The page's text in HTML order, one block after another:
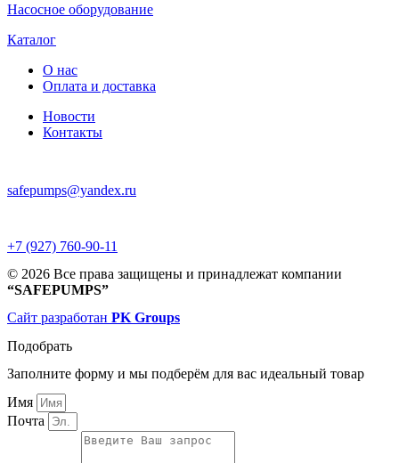
Насосное оборудование
Каталог
О нас
Оплата и доставка
Новости
Контакты
safepumps@yandex.ru
+7 (927) 760-90-11
© 2026 Все права защищены и принадлежат компании
“SAFEPUMPS”
Сайт разработан PK Groups
Подобрать
Заполните форму и мы подберём для вас идеальный товар
Имя
Почта